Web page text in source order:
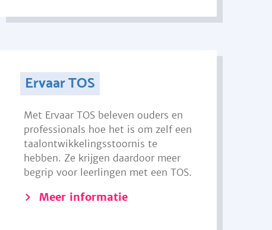
Ervaar TOS
Met Ervaar TOS beleven ouders en
professionals hoe het is om zelf een
taalontwikkelingsstoornis te
hebben. Ze krijgen daardoor meer
begrip voor leerlingen met een TOS.
Meer informatie